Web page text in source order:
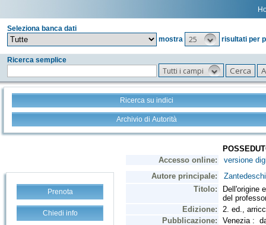
Seleziona banca dati
mostra
25 risultati per
Ricerca semplice
Tutti i campi
Ricerca su indici
Archivio di Autorità
Prenota
Chiedi info